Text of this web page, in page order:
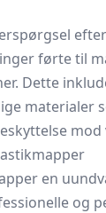
førte til
Dette
materialer
mod
en
og